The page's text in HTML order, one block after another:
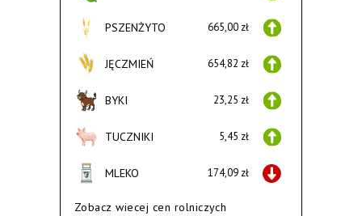
PSZENŻYTO 665,00 zł
JĘCZMIEŃ 654,82 zł
BYKI 23,25 zł
TUCZNIKI 5,45 zł
MLEKO 174,09 zł
Zobacz wiecej cen rolniczych